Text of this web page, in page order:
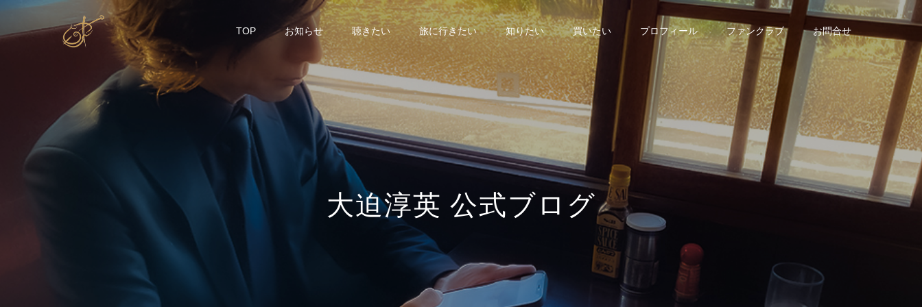
TOP お知らせ 聴きたい 旅に行きたい 知りたい 買いたい プロフィール ファンクラブ お問合せ
大迫淳英 公式ブ ロ グ